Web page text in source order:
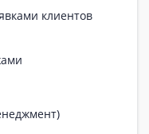
клиентов